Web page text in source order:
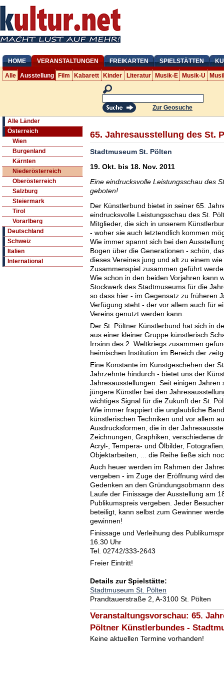
HOME VERANSTALTUNGEN FREIKARTEN SPIELSTÄTTEN
Alle Ausstellung Film Kabarett Kinder Literatur Musik-E Musik-U
Zur Geosuche
Alle Länder
Österreich
Wien
Burgenland
Kärnten
Niederösterreich
Oberösterreich
Salzburg
Steiermark
Tirol
Vorarlberg
Deutschland
Schweiz
Italien
International
65. Jahresausstellung des St.
Stadtmuseum St. Pölten
19. Okt. bis 18. Nov. 2011
Eine eindrucksvolle Leistungsschau des
geboten!
Der Künstlerbund bietet in seiner 65.
eindrucksvolle Leistungsschau des St.
Mitglieder, die sich in unserem
- woher sie auch letztendlich kommen
Wie immer spannt sich bei den
Bogen über die Generationen - schön,
dieses Vereines jung und alt zu einem
Zusammenspiel zusammen geführt
Wie schon in den beiden Vorjahren kann
Stockwerk des Stadtmuseums für die
so dass hier - im Gegensatz zu früheren
Verfügung steht - der vor allem auch für
Vereins genutzt werden kann.
Der St. Pöltner Künstlerbund hat sich in
aus einer kleiner Gruppe künstlerisch
Irrsinn des 2. Weltkriegs zusammen
heimischen Institution im Bereich der
Eine Konstante im Kunstgeschehen der
Jahrzehnte hindurch - bietet uns der
Jahresausstellungen. Seit einigen Jahren
jüngere Künstler bei den
wichtiges Signal für die Zukunft der St.
Wie immer frappiert die unglaubliche
künstlerischen Techniken und vor allem
Ausdrucksformen, die in der
Zeichnungen, Graphiken, verschiedene
Acryl-, Tempera- und Ölbilder,
Objektarbeiten, ... die Reihe ließe sich
Auch heuer werden im Rahmen der
vergeben - im Zuge der Eröffnung wird
Gedenken an den Gründungsobmann
Laufe der Finissage der Ausstellung am
Publikumspreis vergeben. Jeder
beteiligt, kann selbst zum Gewinner
gewinnen!
Finissage und Verleihung des
16.30 Uhr
Tel. 02742/333-2643
Freier Eintritt!
Details zur Spielstätte:
Stadtmuseum St. Pölten
Prandtauerstraße 2, A-3100 St. Pölten
Veranstaltungsvorschau: 65.
Pöltner Künstlerbundes -
Keine aktuellen Termine vorhanden!